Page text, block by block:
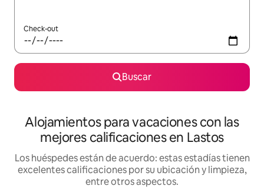
Check-out
Buscar
Alojamientos para vacaciones con las
mejores calificaciones en Lastos
Los huéspedes están de acuerdo: estas estadías tienen
excelentes calificaciones por su ubicación y limpieza,
entre otros aspectos.